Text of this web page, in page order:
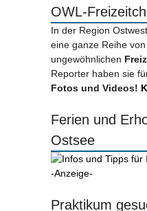
OWL-
In der Region
eine ganze Reihe
ungewöhnlichen
Reporter haben sie
Fotos und Videos!
Ferien und
Ostsee
-Anzeige-
Praktikum